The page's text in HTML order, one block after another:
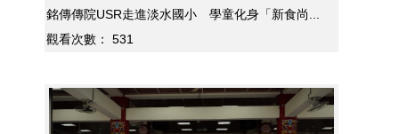
銘傳傳院USR走進淡水國小 學童化身「新食尚...
觀看次數：
531